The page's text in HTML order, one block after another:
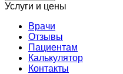
Услуги и цены
Врачи
Отзывы
Пациентам
Калькулятор
Контакты